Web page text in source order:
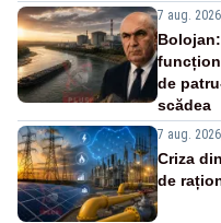
7 aug.
de
scădea
7 aug.
Criza
de